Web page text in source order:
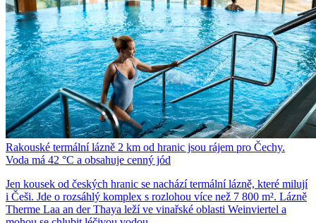
Rakouské termální lázně 2 km od hranic jsou rájem pro Čechy.
Voda má 42 °C a obsahuje cenný jód
Jen kousek od českých hranic se nachází termální lázně, které milují
i Češi. Jde o rozsáhlý komplex s rozlohou více než 7 800 m². Lázně
Therme Laa an der Thaya leží ve vinařské oblasti Weinviertel a